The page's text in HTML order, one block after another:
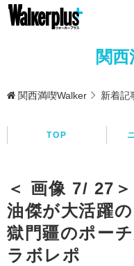
関
関西満喫Walker 新着記
TOP
＜ 画像 7/ 27
油傑が大活躍
獄門疆のポー
ラボレポ